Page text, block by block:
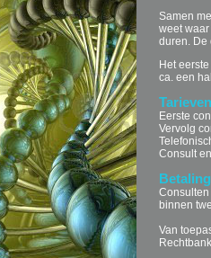
Samen
weet
duren. De
Het
ca. een
Tarieven
Eerste
Vervolg
Consult
Betaling
binnen
Van